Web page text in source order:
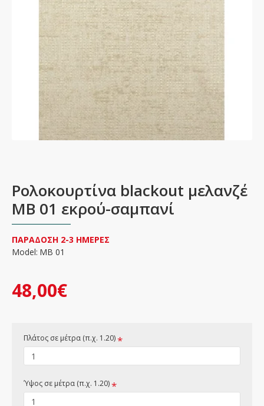
Ρολοκουρτίνα blackout μελανζέ
MB 01 εκρού-σαμπανί
48,00€
ΠΑΡΑΔΟΣΗ 2-3 ΗΜΕΡΕΣ
Model: MB 01
Πλάτος σε μέτρα (π.χ. 1.20)
Ύψος σε μέτρα (π.χ. 1.20)